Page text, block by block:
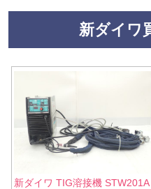
新ダイワ
新ダイワ TIG溶接機 STW201A